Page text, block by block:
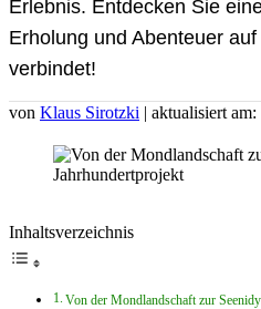
Erlebnis. Entdecken Sie
Erholung und Abenteuer
verbindet!
von Klaus Sirotzki | aktualisiert
Inhaltsverzeichnis
Von der Mondlandschaft zur